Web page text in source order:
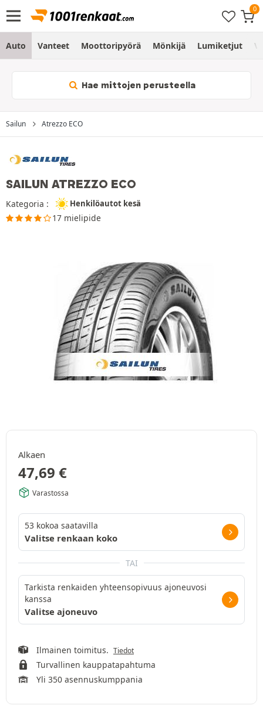
Auto Vanteet Moottoripyörä Mönkijä Lumiketjut
Hae mittojen perusteella
Sailun Atrezzo ECO
SAILUN ATREZZO ECO
Kategoria : Henkilöautot kesä
17 mielipide
Alkaen
47,69 €
Varastossa
53 kokoa saatavilla
Valitse renkaan koko
TAI
Tarkista renkaiden yhteensopivuus ajoneuvosi
kanssa
Valitse ajoneuvo
Ilmainen toimitus. Tiedot
Turvallinen kauppatapahtuma
Yli 350 asennuskumppania